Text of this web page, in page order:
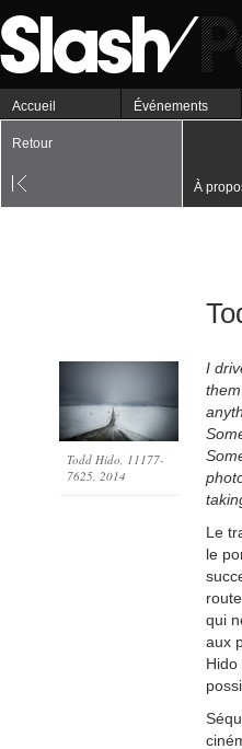
Accueil Événements
Retour
À
Todd Hido, 11177-
7625, 2014
I
Le
le
qui
aux
Hido